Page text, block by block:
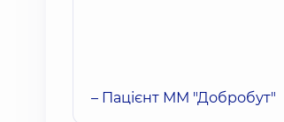
– Пацієнт ММ "Добробут"